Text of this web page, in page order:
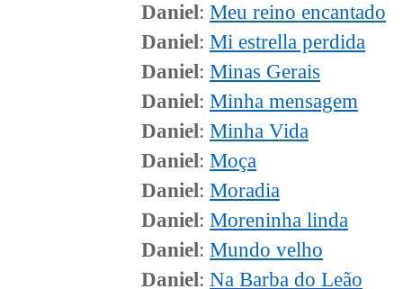
Daniel: Meu reino encantado
Daniel: Mi estrella perdida
Daniel: Minas Gerais
Daniel: Minha mensagem
Daniel: Minha Vida
Daniel: Moça
Daniel: Moradia
Daniel: Moreninha linda
Daniel: Mundo velho
Daniel: Na Barba do Leão